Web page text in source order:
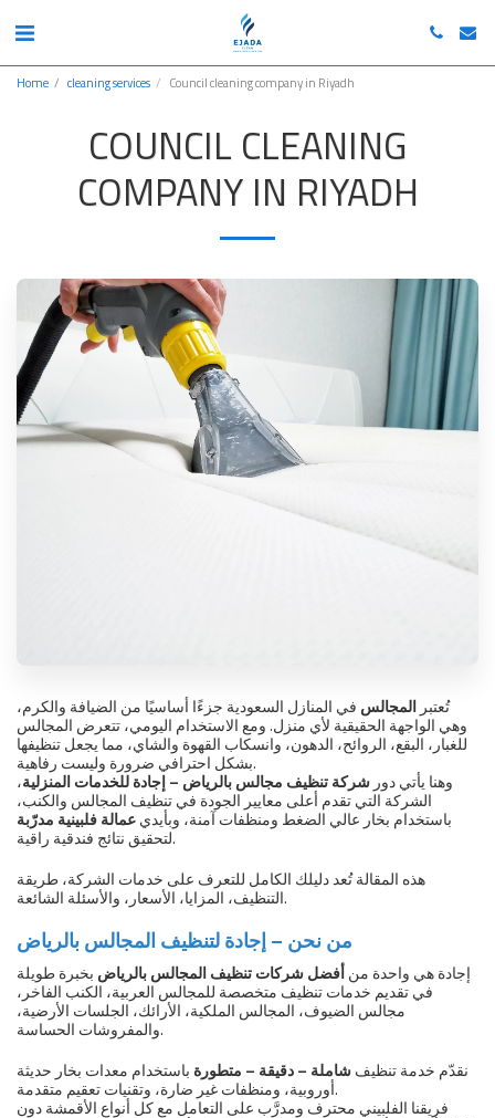
Home cleaning services Council cleaning company in Riyadh
COUNCIL CLEANING
COMPANY IN RIYADH
تُعتبر المجالس في المنازل السعودية جزءًا أساسيًا من الضيافة والكرم،
وهي الواجهة الحقيقية لأي منزل. ومع الاستخدام اليومي، تتعرض المجالس
للغبار، البقع، الروائح، الدهون، وانسكاب القهوة والشاي، مما يجعل تنظيفها
بشكل احترافي ضرورة وليست رفاهية.
وهنا يأتي دور شركة تنظيف مجالس بالرياض – إجادة للخدمات المنزلية،
الشركة التي تقدم أعلى معايير الجودة في تنظيف المجالس والكنب،
باستخدام بخار عالي الضغط ومنظفات آمنة، وبأيديعمالة فلبينية مدرّبة
لتحقيق نتائج فندقية راقية.
هذه المقالة تُعد دليلك الكامل للتعرف على خدمات الشركة، طريقة
التنظيف، المزايا، الأسعار، والأسئلة الشائعة.
من نحن – إجادة لتنظيف المجالس بالرياض
إجادة هي واحدة منأفضل شركات تنظيف المجالس بالرياض بخبرة طويلة
في تقديم خدمات تنظيف متخصصة للمجالس العربية، الكنب الفاخر،
مجالس الضيوف، المجالس الملكية، الأرائك، الجلسات الأرضية،
والمفروشات الحساسة.
نقدّم خدمة تنظيفشاملة – دقيقة – متطورة باستخدام معدات بخار حديثة
أوروبية، ومنظفات غير ضارة، وتقنيات تعقيم متقدمة.
فريقنا الفلبيني محترف ومدرَّب على التعامل مع كل أنواع الأقمشة دون